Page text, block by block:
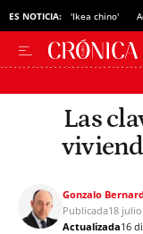
ES NOTICIA: 'Ikea chino'
Las
Gonzalo
Publicada18
Actualizada16